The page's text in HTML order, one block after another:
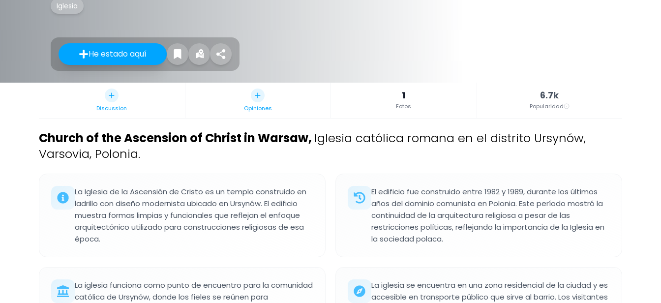
Iglesia
He estado aquí
Discussion Opiniones
1
Fotos
6.7k
Popularidad
Church of the Ascension of Christ in Warsaw, Iglesia católica romana en el distrito Ursynów,
Varsovia, Polonia.
La Iglesia de la Ascensión de Cristo es un templo construido en
ladrillo con diseño modernista ubicado en Ursynów. El edificio
muestra formas limpias y funcionales que reflejan el enfoque
arquitectónico utilizado para construcciones religiosas de esa
época.
El edificio fue construido entre 1982 y 1989, durante los últimos
años del dominio comunista en Polonia. Este período mostró la
continuidad de la arquitectura religiosa a pesar de las
restricciones políticas, reflejando la importancia de la Iglesia en
la sociedad polaca.
La iglesia funciona como punto de encuentro para la comunidad
católica de Ursynów, donde los fieles se reúnen para
La iglesia se encuentra en una zona residencial de la ciudad y es
accesible en transporte público que sirve al barrio. Los visitantes